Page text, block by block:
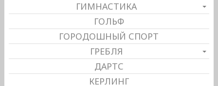
ГИМНАСТИКА
ГОЛЬФ
ГОРОДОШНЫЙ СПОРТ
ГРЕБЛЯ
ДАРТС
КЕРЛИНГ